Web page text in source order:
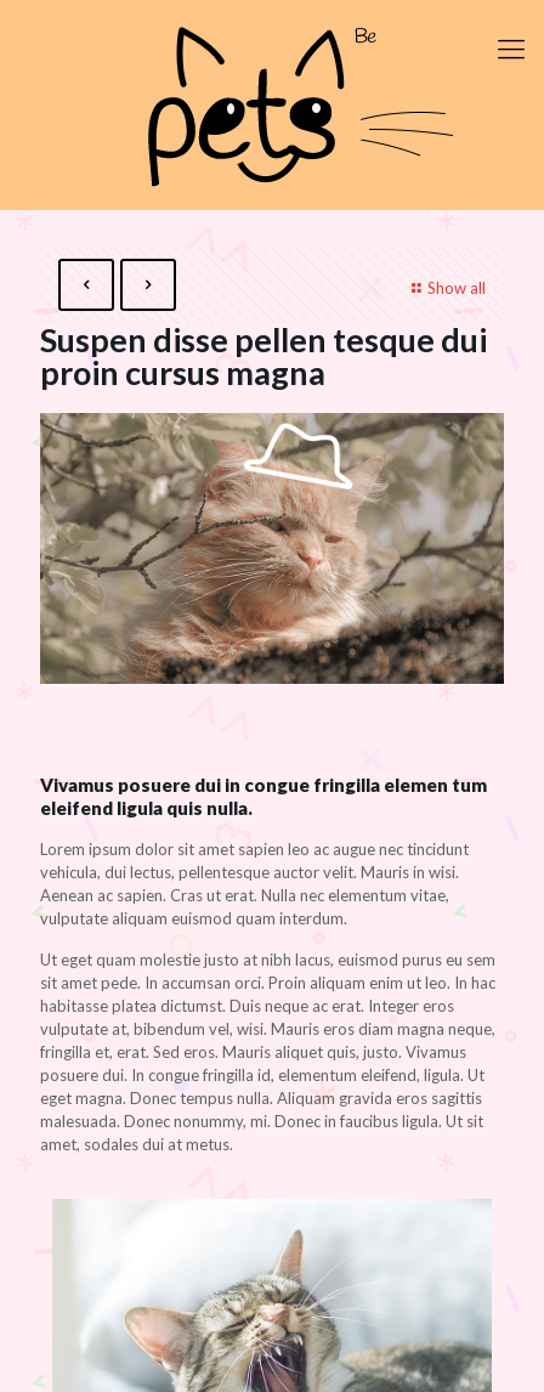
Show all
Suspen disse pellen tesque dui
proin cursus magna
Vivamus posuere dui in congue fringilla elemen tum
eleifend ligula quis nulla.
Lorem ipsum dolor sit amet sapien leo ac augue nec tincidunt
vehicula, dui lectus, pellentesque auctor velit. Mauris in wisi.
Aenean ac sapien. Cras ut erat. Nulla nec elementum vitae,
vulputate aliquam euismod quam interdum.
Ut eget quam molestie justo at nibh lacus, euismod purus eu sem
sit amet pede. In accumsan orci. Proin aliquam enim ut leo. In hac
habitasse platea dictumst. Duis neque ac erat. Integer eros
vulputate at, bibendum vel, wisi. Mauris eros diam magna neque,
fringilla et, erat. Sed eros. Mauris aliquet quis, justo. Vivamus
posuere dui. In congue fringilla id, elementum eleifend, ligula. Ut
eget magna. Donec tempus nulla. Aliquam gravida eros sagittis
malesuada. Donec nonummy, mi. Donec in faucibus ligula. Ut sit
amet, sodales dui at metus.